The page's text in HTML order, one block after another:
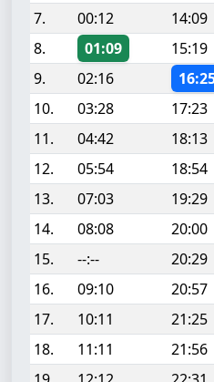
7.
00:12 14:09
8.
01:09 15:19
9.
02:16
10.
03:28 17:23
11.
04:42 18:13
12.
05:54 18:54
13.
07:03 19:29
14.
08:08 20:00
15.
--:-- 20:29
16.
09:10 20:57
17.
10:11 21:25
18.
11:11 21:56